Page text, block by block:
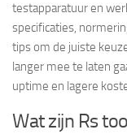
testapparatuur en
specificaties,
tips om de juiste
langer mee te laten
uptime en lagere
Wat zijn Rs